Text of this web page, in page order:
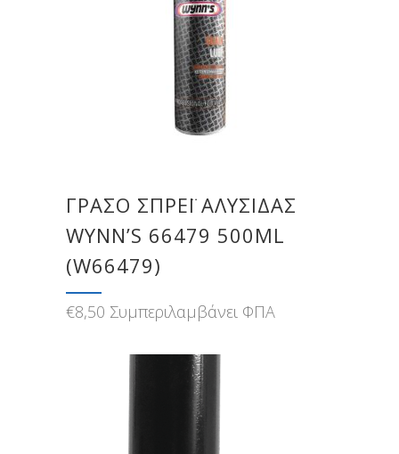
ΓΡΆΣΟ ΣΠΡΈΙ ΑΛΥΣΊΔΑΣ
WYNN’S 66479 500ML
(W66479)
€8,50 Συμπεριλαμβάνει ΦΠΑ